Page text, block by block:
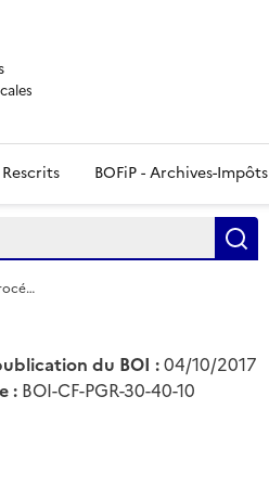
Rescrits BOFiP - Archives-Impôts
du BOI :04/10/2017
: BOI-CF-PGR-30-40-10